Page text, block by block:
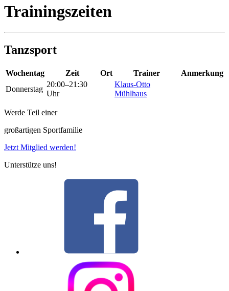
Trainingszeiten
Tanzsport
Wochentag Zeit Ort Trainer
Anmerkung
Donnerstag
20:00–21:30
Uhr
Klaus-Otto
Mühlhaus
Werde Teil einer
großartigen Sportfamilie
Jetzt Mitglied werden!
Unterstütze uns!